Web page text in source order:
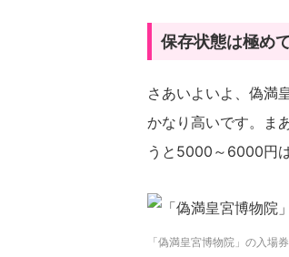
保存状態は極め
さあいよいよ、偽満
かなり高いです。ま
うと5000～6000円
「偽満皇宮博物院」の入